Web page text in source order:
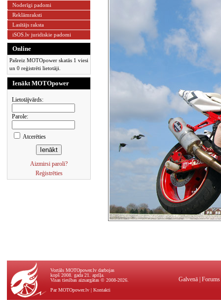
Noderīgi padomi
Reklāmraksti
Lasītājs raksta
iSOS.lv juridiskie padomi
Online
Pašreiz MOTOpower skatās 1 viesi
un 0 reģistrēti lietotāji.
Ienākt MOTOpower
Lietotājvārds:
Parole:
Atcerēties
Aizmirsi paroli?
Reģistrēties
Vortāls MOTOpower.lv darbojas
kopš 2008. gada 21. aprīļa.
Visas tiesības aizsargātas © 2008-2026.
Par MOTOpower.lv | Kontakti
Galvenā Forums